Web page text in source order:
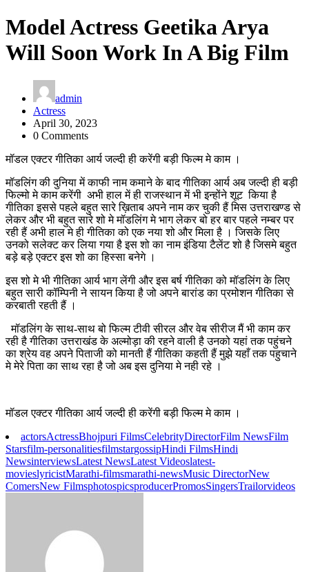
Model Actress Geetika Arya
Will Soon Work In A Big Film
admin
Actress
April 30, 2023
0 Comments
मॉडल एक्टर गीतिका आर्य जल्दी ही करेंगी बड़ी फिल्म मे काम ।
मॉडलिंग की दुनिया में काफी नाम कमाने के बाद गीतिका आर्य अब जल्दी ही बड़ी
फिल्मो मे काम करेंगी अभी हाल में ही राजस्थान में भी इन्होंने शूट किया है
गीतिका इससे पहले बहुत सारे ख़िताब अपने नाम कर चुकी हैं मिस उत्तराखण्ड से
लेकर और भी बहुत सारे शो मे मॉडलिंग मे भाग लेकर बो हर बार पहले नम्बर पर
रही हैं अभी हाल मे ही गीतिका को एक नया शो और मिला है । जिसके लिए
उनको सलेक्ट कर लिया गया है इस शो का नाम इंडिया टैलेंट शो है जिसमे बहुत
बड़े बड़े एक्टर इस शो का हिस्सा बनेगे ।
इस शो मे भी गीतिका आर्य भाग लेंगी और इस बर्ष गीतिका को मॉडलिंग के लिए
बहुत सारी कॉम्पिनी ने सायन किया है जो अपने बारांड का प्रमोशन गीतिका से
करबाती रहती हैं ।
मॉडलिंग के साथ-साथ बो फिल्म टीवी सीरल और वेब सीरीज मैं भी काम कर
रही है गीतिका उत्तराखंड के अल्मोड़ा की रहने वाली है उनको यहां तक पहुंचने
का श्रेय वह अपने पिताजी को मानती हैं गीतिका कहती हैं मुझे यहाँ तक पहुचाने
मे मेरे पिता का साथ रहा है जो अब इस दुनिया मे नही रहे ।
मॉडल एक्टर गीतिका आर्य जल्दी ही करेंगी बड़ी फिल्म मे काम ।
actorsActressBhojpuri FilmsCelebrityDirectorFilm NewsFilm
Starsfilm-personalitiesfilmstargossipHindi FilmsHindi
NewsinterviewsLatest NewsLatest Videoslatest-
movieslyricistMarathi-filmsmarathi-newsMusic DirectorNew
ComersNew FilmsphotospicsproducerPromosSingersTrailorvideos